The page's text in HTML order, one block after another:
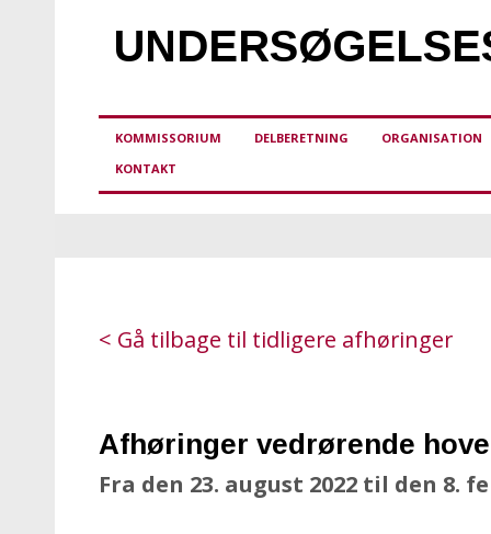
KOMMISSORIUM DELBERETNING
ORGANISATION
KONTAKT
< Gå tilbage til tidligere afhøringer
Afhøringer vedrørende
Fra den 23. august 2022 til den 8.